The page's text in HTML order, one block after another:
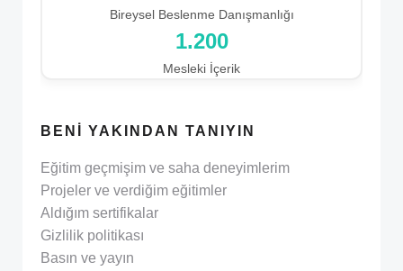
Bireysel Beslenme Danışmanlığı
1.200
Mesleki İçerik
BENI YAKINDAN TANIYIN
Eğitim geçmişim ve saha deneyimlerim
Projeler ve verdiğim eğitimler
Aldığım sertifikalar
Gizlilik politikası
Basın ve yayın